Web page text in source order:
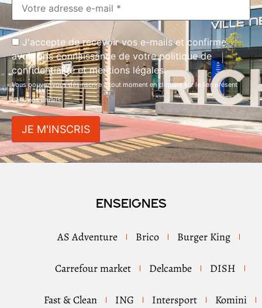
J'accepte de recevoir vos e-mails et confirme
avoir pris connaissance de votre politique de
confidentialité et mentions légales.
Vous pouvez vous désinscrire à tout moment en cliquant sur le lien présent
dans nos emails.
Enseignes
AS Adventure Brico Burger King
Carrefour market Delcambe DISH
Fast & Clean ING Intersport Komini